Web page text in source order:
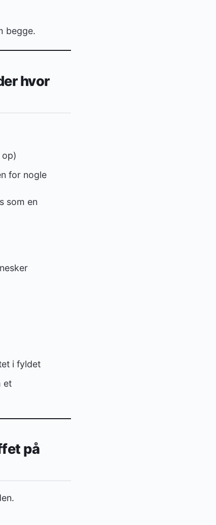
begge.
hvor
op)
for nogle
som en
i fyldet
et
på